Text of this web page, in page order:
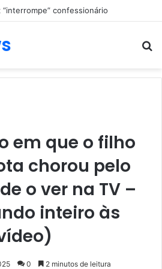
confessionário
em que o filho
chorou pelo
o ver na TV –
inteiro às
0 2 minutos de leitura